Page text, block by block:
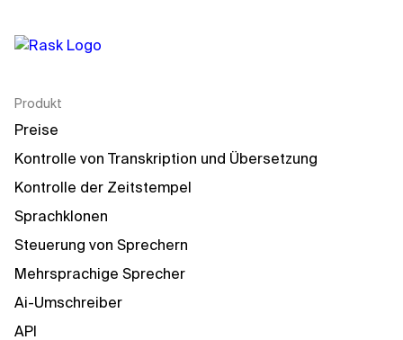
Produkt
Preise
Kontrolle von Transkription und Übersetzung
Kontrolle der Zeitstempel
Sprachklonen
Steuerung von Sprechern
Mehrsprachige Sprecher
Ai-Umschreiber
API